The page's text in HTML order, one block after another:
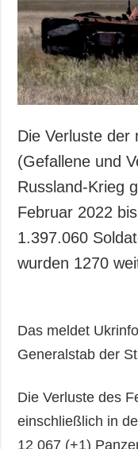
Die Verluste der
(Gefallene und
Russland-Krieg
Februar 2022
1.397.060
wurden 1270
Das meldet
Generalstab der
Die Verluste des
einschließlich in
12 067 (+1)